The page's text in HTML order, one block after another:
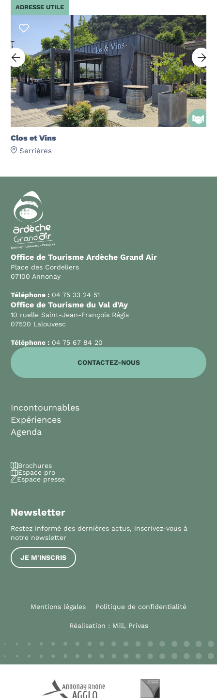
Clos et Vins
Serrières
ADRESSE UTILE
Office de Tourisme Ardèche Grand Air
Place des Cordeliers
07100 Annonay
Téléphone : 04 75 33 24 51
Office de Tourisme du Val d’Ay
10 ruelle Saint-Jean-François Régis
07520 Lalouvesc
Téléphone : 04 75 67 84 20
CONTACTEZ-NOUS
Incontournables
Expériences
Agenda
Brochures
Espace pro
Espace presse
Newsletter
Restez informé des dernières actus, inscrivez-vous à
notre newsletter
JE M'INSCRIS
Mentions légales Politique de confidentialité
Réalisation : Mill, Privas